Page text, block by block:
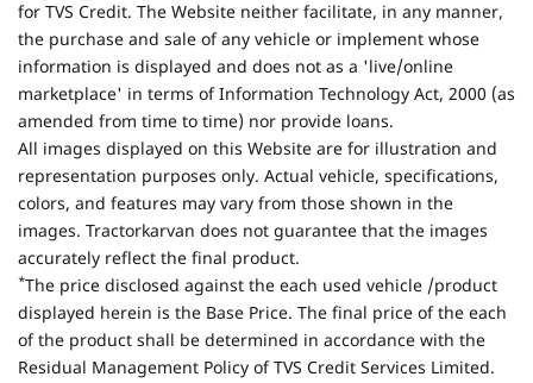
for TVS Credit. The Website neither facilitate, in any manner,
the purchase and sale of any vehicle or implement whose
information is displayed and does not as a 'live/online
marketplace' in terms of Information Technology Act, 2000 (as
amended from time to time) nor provide loans.
All images displayed on this Website are for illustration and
representation purposes only. Actual vehicle, specifications,
colors, and features may vary from those shown in the
images. Tractorkarvan does not guarantee that the images
accurately reflect the final product.
*The price disclosed against the each used vehicle /product
displayed herein is the Base Price. The final price of the each
of the product shall be determined in accordance with the
Residual Management Policy of TVS Credit Services Limited.